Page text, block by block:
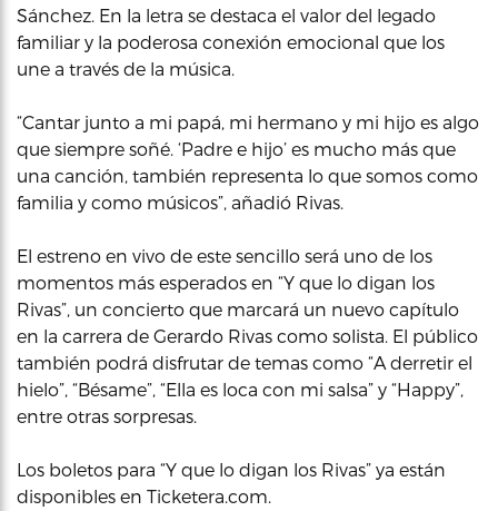
Sánchez. En la letra se destaca el valor del legado
familiar y la poderosa conexión emocional que los
une a través de la música.
“Cantar junto a mi papá, mi hermano y mi hijo es algo
que siempre soñé. ‘Padre e hijo’ es mucho más que
una canción, también representa lo que somos como
familia y como músicos”, añadió Rivas.
El estreno en vivo de este sencillo será uno de los
momentos más esperados en “Y que lo digan los
Rivas”, un concierto que marcará un nuevo capítulo
en la carrera de Gerardo Rivas como solista. El público
también podrá disfrutar de temas como “A derretir el
hielo”, “Bésame”, “Ella es loca con mi salsa” y “Happy”,
entre otras sorpresas.
Los boletos para “Y que lo digan los Rivas” ya están
disponibles en Ticketera.com.